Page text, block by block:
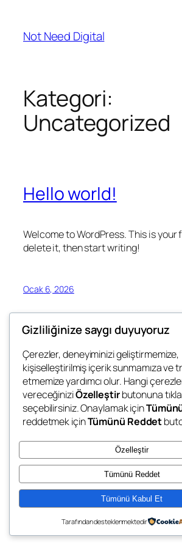
Not Need Digital
Kategori:
Uncategorized
Hello world!
Welcome to WordPress. This is your
delete it, then start writing!
Ocak 6, 2026
Not Need Digital
What u Need
Blog
Twenty Twenty-Five
Gizliliğinize saygı duyuyoruz
Çerezler, deneyiminizi geliştirmemize,
kişiselleştirilmiş içerik sunmamıza ve
etmemize yardımcı olur. Hangi
vereceğiniziÖzelleştirbutonuna
seçebilirsiniz. Onaylamak için
reddetmek içinTümünü Reddet
Özelleştir
Tümünü Reddet
Tümünü Kabul Et
Tarafından desteklenmektedir